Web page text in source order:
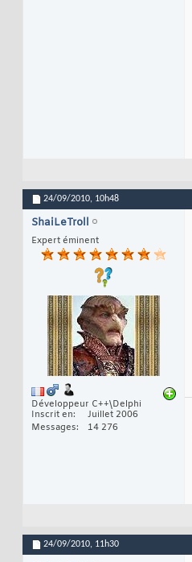
24/09/2010, 10h48
ShaiLeTroll
Expert éminent
Développeur C++\Delphi
Inscrit en
Juillet 2006
Messages
14 276
24/09/2010, 11h30